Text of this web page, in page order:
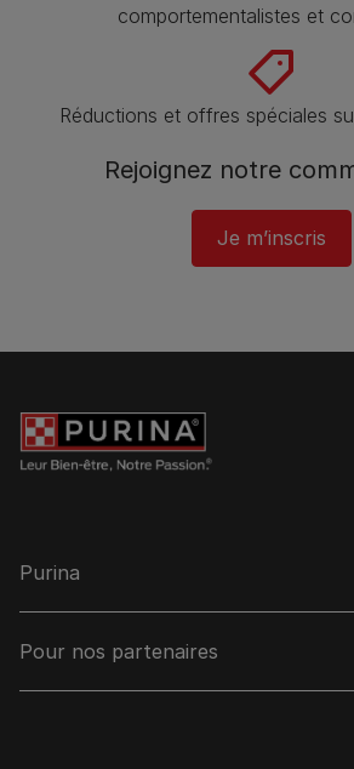
comportementalistes et
Réductions et offres spéciales
Rejoignez notre
Je m’inscris
Purina
Pour nos partenaires